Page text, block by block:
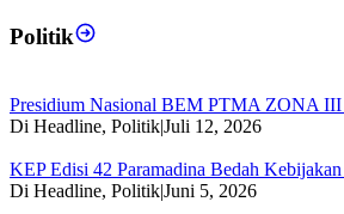
Politik
Presidium Nasional BEM PTMA ZONA III
Di Headline, Politik|Juli 12, 2026
KEP Edisi 42 Paramadina Bedah
Di Headline, Politik|Juni 5, 2026